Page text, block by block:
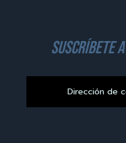
suscríbete